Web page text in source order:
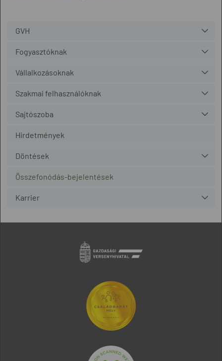
GVH
Fogyasztóknak
Vállalkozásoknak
Szakmai felhasználóknak
Sajtószoba
Hirdetmények
Döntések
Összefonódás-bejelentések
Karrier